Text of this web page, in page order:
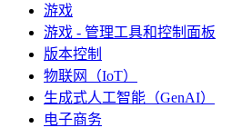
游戏
游戏 - 管理工具和控制面板
版本控制
物联网（IoT）
生成式人工智能（GenAI）
电子商务